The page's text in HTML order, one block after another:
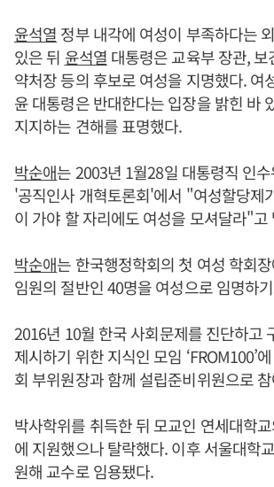
윤석열 정부 내각에 여성이 부족하다는
있은 뒤 윤석열 대통령은 교육부 장관,
약처장 등의 후보로 여성을 지명했다. 여
윤 대통령은 반대한다는 입장을 밝힌 바
지지하는 견해를 표명했다.
박순애는 2003년 1월28일 대통령직 인
'공직인사 개혁토론회'에서 "여성할당제
이 가야 할 자리에도 여성을 모셔달라"고
박순애는 한국행정학회의 첫 여성 학회
임원의 절반인 40명을 여성으로 임명하
2016년 10월 한국 사회문제를 진단하고
제시하기 위한 지식인 모임 ‘FROM100’
회 부위원장과 함께 설립준비위원으로
박사학위를 취득한 뒤 모교인 연세대학
에 지원했으나 탈락했다. 이후 서울대학
원해 교수로 임용됐다.